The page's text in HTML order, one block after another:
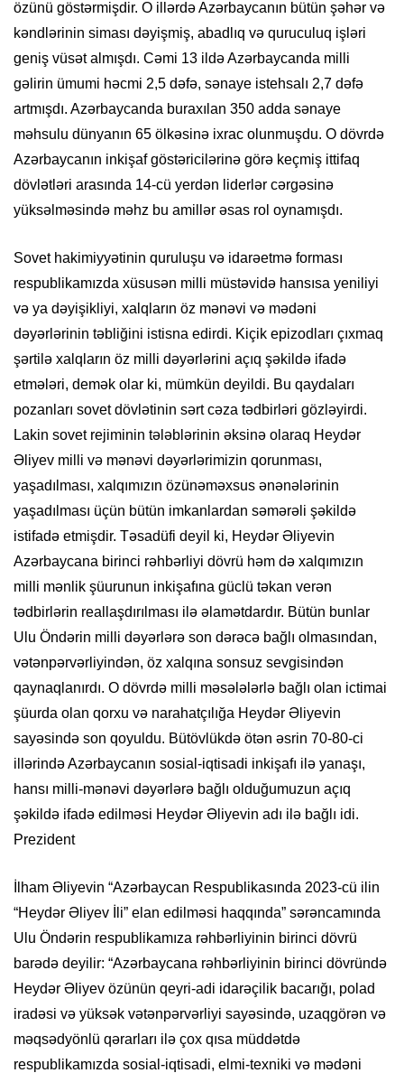
özünü göstərmişdir. O illərdə Azərbaycanın bütün şəhər və
kəndlərinin siması dəyişmiş, abadlıq və quruculuq işləri
geniş vüsət almışdı. Cəmi 13 ildə Azərbaycanda milli
gəlirin ümumi həcmi 2,5 dəfə, sənaye istehsalı 2,7 dəfə
artmışdı. Azərbaycanda buraxılan 350 adda sənaye
məhsulu dünyanın 65 ölkəsinə ixrac olunmuşdu. O dövrdə
Azərbaycanın inkişaf göstəricilərinə görə keçmiş ittifaq
dövlətləri arasında 14-cü yerdən liderlər cərgəsinə
yüksəlməsində məhz bu amillər əsas rol oynamışdı.
Sovet hakimiyyətinin quruluşu və idarəetmə forması
respublikamızda xüsusən milli müstəvidə hansısa yeniliyi
və ya dəyişikliyi, xalqların öz mənəvi və mədəni
dəyərlərinin təbliğini istisna edirdi. Kiçik epizodları çıxmaq
şərtilə xalqların öz milli dəyərlərini açıq şəkildə ifadə
etmələri, demək olar ki, mümkün deyildi. Bu qaydaları
pozanları sovet dövlətinin sərt cəza tədbirləri gözləyirdi.
Lakin sovet rejiminin tələblərinin əksinə olaraq Heydər
Əliyev milli və mənəvi dəyərlərimizin qorunması,
yaşadılması, xalqımızın özünəməxsus ənənələrinin
yaşadılması üçün bütün imkanlardan səmərəli şəkildə
istifadə etmişdir. Təsadüfi deyil ki, Heydər Əliyevin
Azərbaycana birinci rəhbərliyi dövrü həm də xalqımızın
milli mənlik şüurunun inkişafına güclü təkan verən
tədbirlərin reallaşdırılması ilə əlamətdardır. Bütün bunlar
Ulu Öndərin milli dəyərlərə son dərəcə bağlı olmasından,
vətənpərvərliyindən, öz xalqına sonsuz sevgisindən
qaynaqlanırdı. O dövrdə milli məsələlərlə bağlı olan ictimai
şüurda olan qorxu və narahatçılığa Heydər Əliyevin
sayəsində son qoyuldu. Bütövlükdə ötən əsrin 70-80-ci
illərində Azərbaycanın sosial-iqtisadi inkişafı ilə yanaşı,
hansı milli-mənəvi dəyərlərə bağlı olduğumuzun açıq
şəkildə ifadə edilməsi Heydər Əliyevin adı ilə bağlı idi.
Prezident
İlham Əliyevin “Azərbaycan Respublikasında 2023-cü ilin
“Heydər Əliyev İli” elan edilməsi haqqında” sərəncamında
Ulu Öndərin respublikamıza rəhbərliyinin birinci dövrü
barədə deyilir: “Azərbaycana rəhbərliyinin birinci dövründə
Heydər Əliyev özünün qeyri-adi idarəçilik bacarığı, polad
iradəsi və yüksək vətənpərvərliyi sayəsində, uzaqgörən və
məqsədyönlü qərarları ilə çox qısa müddətdə
respublikamızda sosial-iqtisadi, elmi-texniki və mədəni